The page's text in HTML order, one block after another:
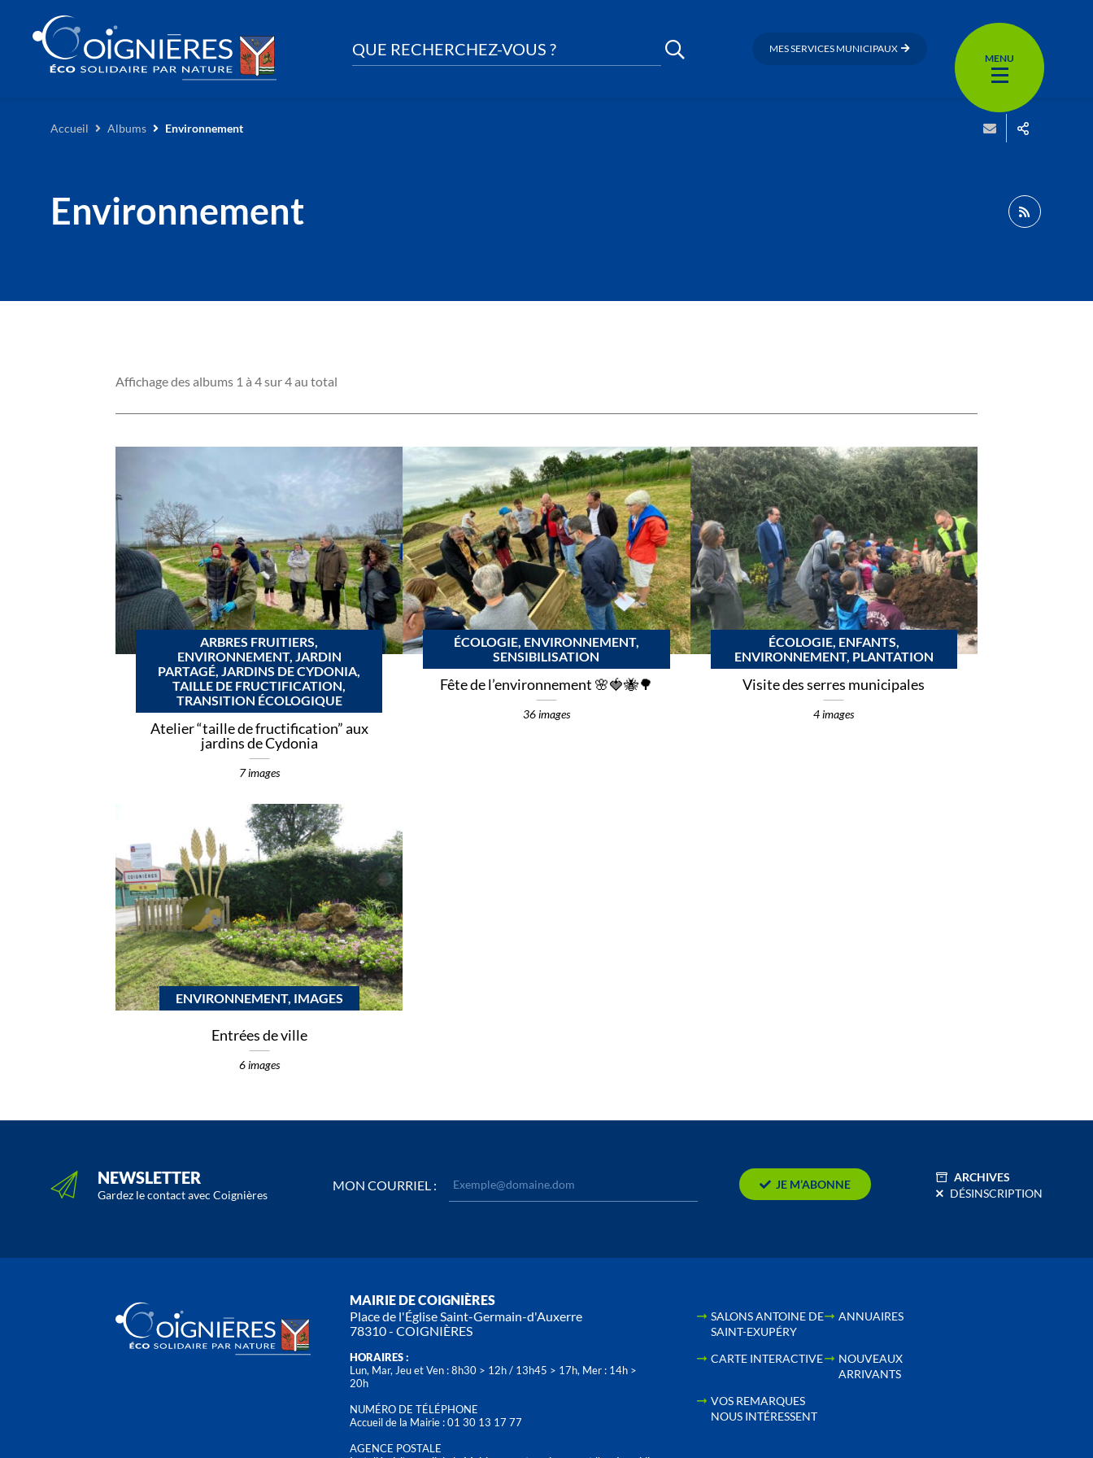
QUE RECHERCHEZ-VOUS ? MES SERVICES MUNICIPAUX
MENU
Accueil Albums Environnement
Environnement
Affichage des albums 1 à 4 sur 4 au total
ARBRES FRUITIERS,
ENVIRONNEMENT, JARDIN
PARTAGÉ, JARDINS DE CYDONIA,
TAILLE DE FRUCTIFICATION,
TRANSITION ÉCOLOGIQUE
Atelier “taille de fructification” aux
jardins de Cydonia
7 images
ÉCOLOGIE, ENVIRONNEMENT,
SENSIBILISATION
Fête de l’environnement 🌸🍓🐝🌳
36 images
ÉCOLOGIE, ENFANTS,
ENVIRONNEMENT, PLANTATION
Visite des serres municipales
4 images
ENVIRONNEMENT, IMAGES
Entrées de ville
6 images
NEWSLETTER
Gardez le contact avec Coignières
MON COURRIEL : JE M’ABONNE
ARCHIVES
DÉSINSCRIPTION
MAIRIE DE COIGNIÈRES
Place de l'Église Saint-Germain-d'Auxerre
78310 - COIGNIÈRES
HORAIRES :
Lun, Mar, Jeu et Ven : 8h30 > 12h / 13h45 > 17h, Mer : 14h >
20h
NUMÉRO DE TÉLÉPHONE
Accueil de la Mairie : 01 30 13 17 77
AGENCE POSTALE
SALONS ANTOINE DE
SAINT-EXUPÉRY
ANNUAIRES
CARTE INTERACTIVE
NOUVEAUX
ARRIVANTS
VOS REMARQUES
NOUS INTÉRESSENT